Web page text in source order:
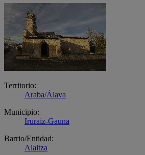
Territorio:
Araba/Álava
Municipio:
Iruraiz-Gauna
Barrio/Entidad:
Alaitza